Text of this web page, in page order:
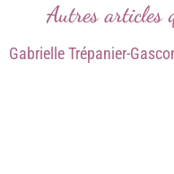
Autres articles
Gabrielle Trépanier-